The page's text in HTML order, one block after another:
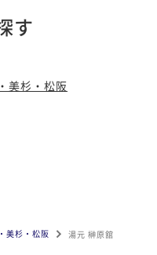
す
美杉・松阪
美杉・松阪 湯元 榊原舘